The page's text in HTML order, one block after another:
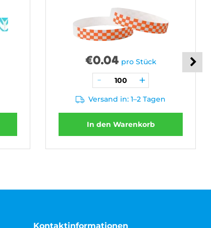
€0.04 pro Stück
Versand in: 1–2 Tagen
In den Warenkorb
Kontaktinformationen